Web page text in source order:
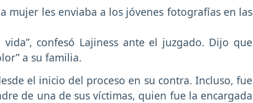
mujer les enviaba a los jóvenes fotografías en las
confesó Lajiness ante el juzgado. Dijo que
a su familia.
el inicio del proceso en su contra. Incluso, fue
de una de sus víctimas, quien fue la encargada